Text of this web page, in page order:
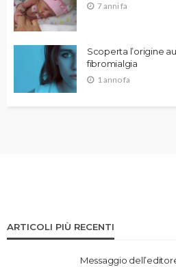
7 anni fa
Scoperta l’origine
fibromialgia
1 anno fa
ARTICOLI PIÙ RECENTI
Messaggio